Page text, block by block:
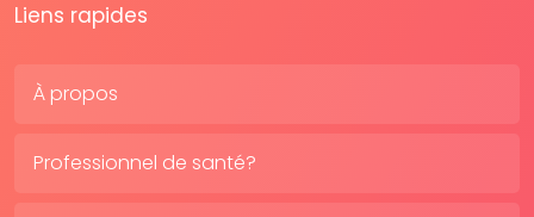
Liens rapides
À propos
Professionnel de santé?